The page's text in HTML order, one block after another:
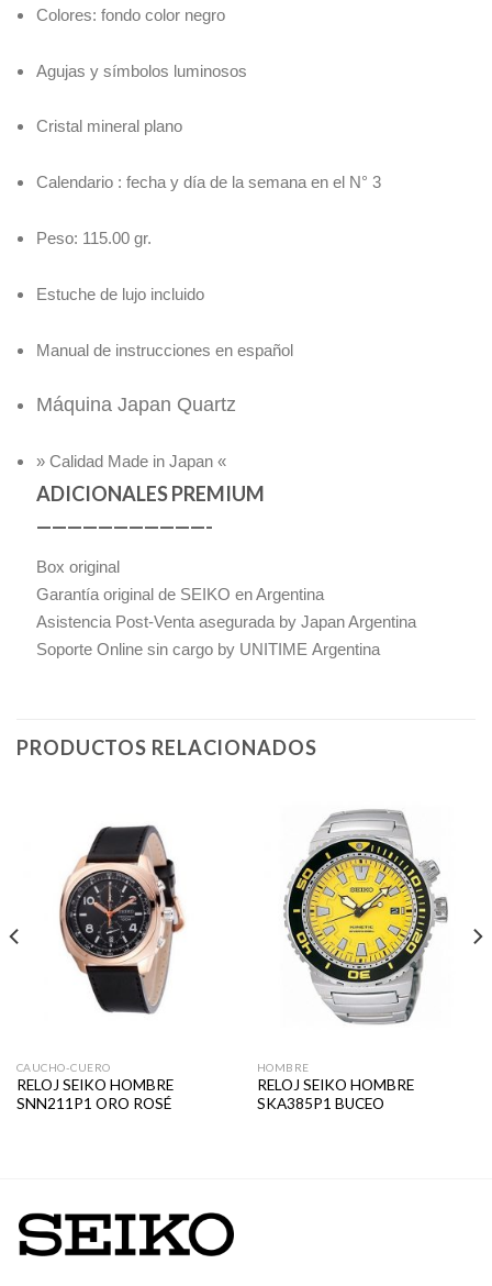
Colores: fondo color negro
Agujas y símbolos luminosos
Cristal mineral plano
Calendario : fecha y día de la semana en el N° 3
Peso: 115.00 gr.
Estuche de lujo incluido
Manual de instrucciones en español
Máquina Japan Quartz
» Calidad Made in Japan «
ADICIONALES PREMIUM
———————————-
Box original
Garantía original de SEIKO en Argentina
Asistencia Post-Venta asegurada by Japan Argentina
Soporte Online sin cargo by UNITIME Argentina
PRODUCTOS RELACIONADOS
CAUCHO-CUERO
RELOJ SEIKO HOMBRE
SNN211P1 ORO ROSÉ
HOMBRE
RELOJ SEIKO HOMBRE
SKA385P1 BUCEO